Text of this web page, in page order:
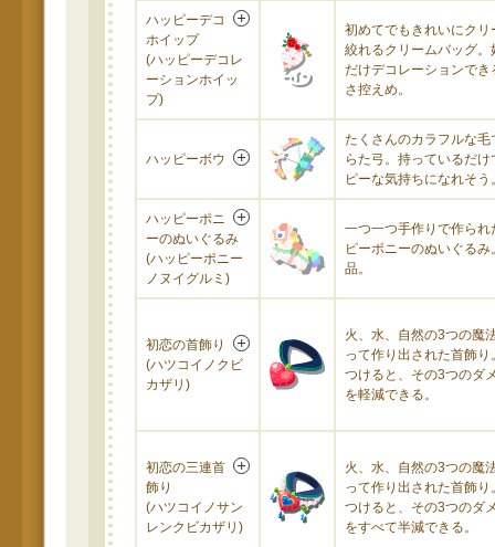
ハッピーデコ
ホイップ
(ハッピーデコレ
ーションホイッ
プ)
初めてでもきれいにクリ
絞れるクリームバッグ。
だけデコレーションでき
さ控えめ。
ハッピーボウ
たくさんのカラフルな毛
らた弓。持っているだけ
ピーな気持ちになれそう
ハッピーポニ
ーのぬいぐるみ
(ハッピーポニー
ノヌイグルミ)
一つ一つ手作りで作られ
ピーポニーのぬいぐるみ
品。
初恋の首飾り
(ハツコイノクビ
カザリ)
火、水、自然の3つの魔
って作り出された首飾り
つけると、その3つのダ
を軽減できる。
初恋の三連首
飾り
(ハツコイノサン
レンクビカザリ)
火、水、自然の3つの魔
って作り出された首飾り
つけると、その3つのダ
をすべて半減できる。